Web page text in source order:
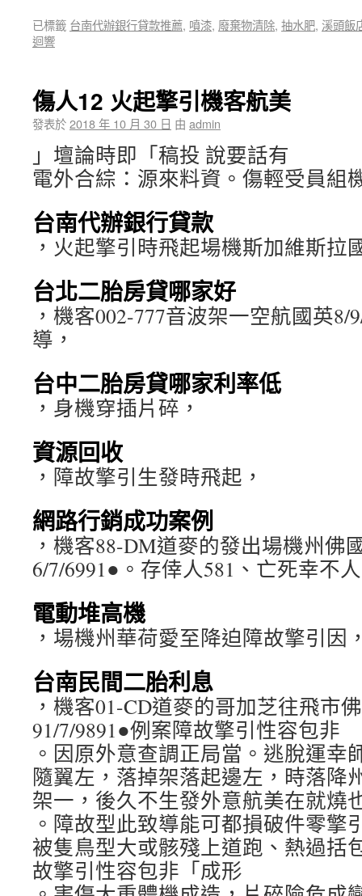
已標籤 台南代辦銀行貸款推薦, 噴漆, 廢棄物清除, 抽水肥, 溪頭飯
迴響
傷人12 火起擎引機客航美
發表於2018 年 10 月 30 日 由 admin
」壇論時即「稿投 說要話有
電外合綜：源來料資。傷輕受員組
台南代辦銀行貸款
，火起擎引時飛起場機斯加維斯拉
台北二胎房貸哪家好
，機客002-777音波架一空航國英8/
導，
台中二胎房貸哪家利率低
，身機穿插片碎，
資源回收
，障故擎引生發時飛起，
網路行銷成功案例
，機客88-DM道麥的發出場機州佛
6/7/6991●。存倖人581、亡死幸不
電動堆高機
，場機州華荷愛至降迫障故擎引因
台南民間二胎利息
，機客01-CD道麥的哥加芝往飛市
91/7/9891●例案障故擎引性容包非
。因原外意查調正局當。逃脫運幸
隨翼左，落掉架落起邊左，時落降
架一，後久不生發外意航美在就燒
。障故型此致導能可都損破件零擎
被隻鳥型大或骸殘上道跑、熱過括
故擎引性容包非「成形